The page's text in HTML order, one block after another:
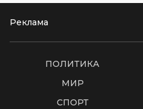
Реклама
ПОЛИТИКА
МИР
СПОРТ